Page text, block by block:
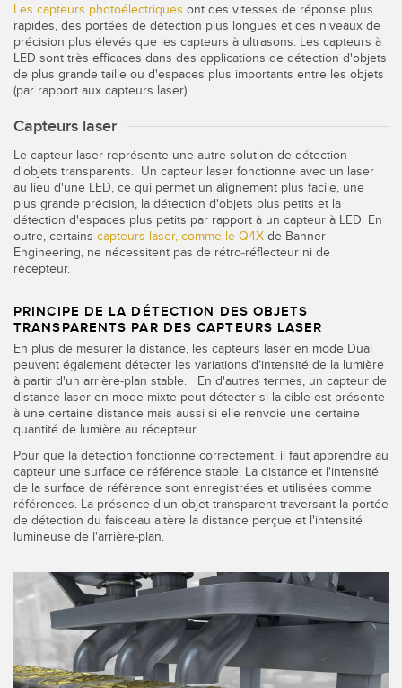
Les capteurs photoélectriques ont des vitesses de réponse plus
rapides, des portées de détection plus longues et des niveaux de
précision plus élevés que les capteurs à ultrasons. Les capteurs à
LED sont très efficaces dans des applications de détection d'objets
de plus grande taille ou d'espaces plus importants entre les objets
(par rapport aux capteurs laser).
Capteurs laser
Le capteur laser représente une autre solution de détection
d'objets transparents. Un capteur laser fonctionne avec un laser
au lieu d'une LED, ce qui permet un alignement plus facile, une
plus grande précision, la détection d'objets plus petits et la
détection d'espaces plus petits par rapport à un capteur à LED. En
outre, certains capteurs laser, comme le Q4X de Banner
Engineering, ne nécessitent pas de rétro-réflecteur ni de
récepteur.
PRINCIPE DE LA DÉTECTION DES OBJETS
TRANSPARENTS PAR DES CAPTEURS LASER
En plus de mesurer la distance, les capteurs laser en mode Dual
peuvent également détecter les variations d’intensité de la lumière
à partir d'un arrière-plan stable. En d'autres termes, un capteur de
distance laser en mode mixte peut détecter si la cible est présente
à une certaine distance mais aussi si elle renvoie une certaine
quantité de lumière au récepteur.
Pour que la détection fonctionne correctement, il faut apprendre au
capteur une surface de référence stable. La distance et l'intensité
de la surface de référence sont enregistrées et utilisées comme
références. La présence d'un objet transparent traversant la portée
de détection du faisceau altère la distance perçue et l'intensité
lumineuse de l'arrière-plan.